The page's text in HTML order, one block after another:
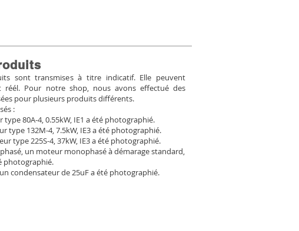
sont transmises à titre indicatif. Elle peuvent
réél. Pour notre shop, nous avons effectué des
pour plusieurs produits différents.
:
type 80A-4, 0.55kW, IE1 a été photographié.
type 132M-4, 7.5kW, IE3 a été photographié.
type 225S-4, 37kW, IE3 a été photographié.
un moteur monophasé à démarage standard,
photographié.
condensateur de 25uF a été photographié.